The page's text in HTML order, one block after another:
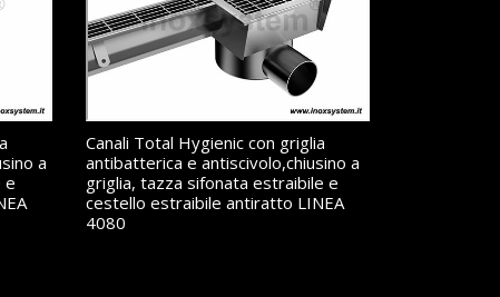
a
e
Canali Total Hygienic con griglia
antibatterica e antiscivolo,chiusino a
griglia, tazza sifonata estraibile e
cestello estraibile antiratto LINEA
4080